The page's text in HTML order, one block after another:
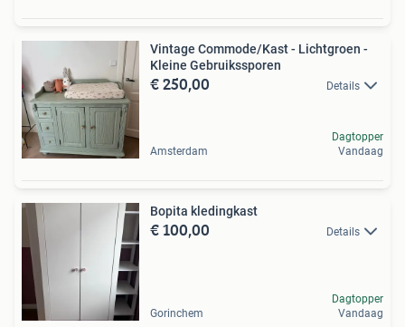
Vintage Commode/Kast - Lichtgroen -
Kleine Gebruikssporen
€ 250,00 Details
Amsterdam
Dagtopper
Vandaag
Bopita kledingkast
€ 100,00 Details
Gorinchem
Dagtopper
Vandaag